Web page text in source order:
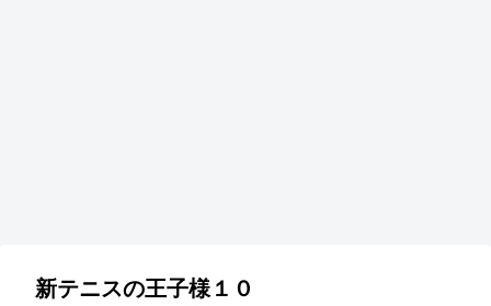
新テニスの王子様１０